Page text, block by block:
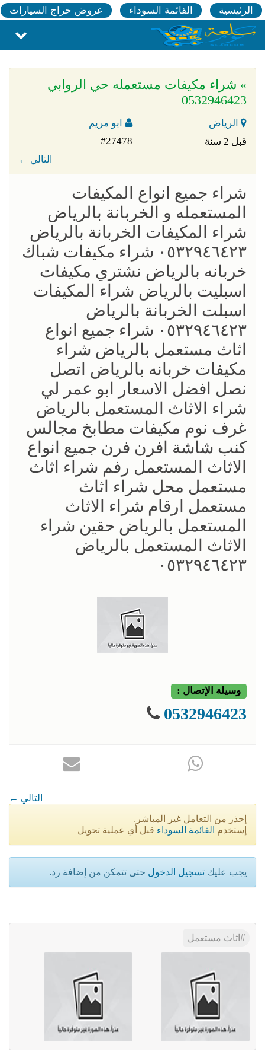
الرئيسية القائمة السوداء عروض حراج السيارات
» شراء مكيفات مستعمله حي الروابي
0532946423
الرياض
ابو مريم
قبل 2 سنة
#27478
← التالي
شراء جميع انواع المكيفات
المستعمله و الخربانة بالرياض
شراء المكيفات الخربانة بالرياض
٠٥٣٢٩٤٦٤٢٣ شراء مكيفات شباك
خربانه بالرياض نشتري مكيفات
اسبليت بالرياض شراء المكيفات
اسبلت الخربانة بالرياض
٠٥٣٢٩٤٦٤٢٣ شراء جميع انواع
اثاث مستعمل بالرياض شراء
مكيفات خربانه بالرياض اتصل
نصل افضل الاسعار ابو عمر لي
شراء الاثاث المستعمل بالرياض
غرف نوم مكيفات مطابخ مجالس
كنب شاشة افرن فرن جميع انواع
الاثاث المستعمل رفم شراء اثاث
مستعمل محل شراء اثاث
مستعمل ارقام شراء الاثاث
المستعمل بالرياض حقين شراء
الاثاث المستعمل بالرياض
٠٥٣٢٩٤٦٤٢٣
وسيلة الإتصال :
0532946423
← التالي
إحذر من التعامل غير المباشر.
إستخدم القائمة السوداء قبل أي عملية تحويل
يجب عليك تسجيل الدخول حتى تتمكن من إضافة رد.
اثاث مستعمل